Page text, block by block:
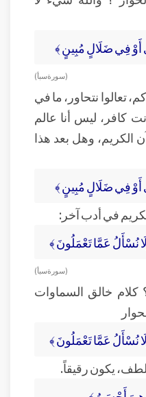
أَوْ فِي ضَلَالٍ مُبِينٍ ﴾
( سورة سبأ )
تعالوا نتحاور، ما في
كافر، ليس أنا عالم
الكريم، وهل بعد هذا
أَوْ فِي ضَلَالٍ مُبِينٍ ﴾
في أدب آخر:
نُسْأَلُ عَمَّا تَعْمَلُونَ ﴾
( سورة سبأ )
خالق السماوات
نُسْأَلُ عَمَّا تَعْمَلُونَ ﴾
يكون رقيقاً.